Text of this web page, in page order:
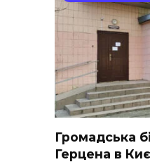
Громадська
Герцена в